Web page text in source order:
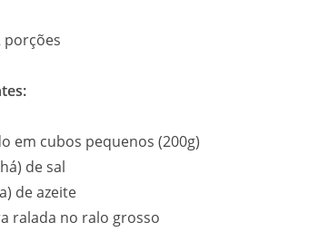
em cubos pequenos (200g)
de sal
de azeite
ralada no ralo grosso